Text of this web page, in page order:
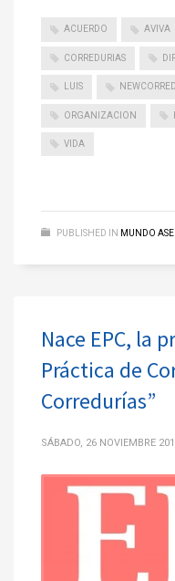
ACUERDO AVIVA
CORREDURIAS
LUIS NEWCORRED
ORGANIZACION
VIDA
PUBLISHED IN MUNDO
Nace EPC, la
Práctica de
Corredurías”
SÁBADO, 26 NOVIEMBRE